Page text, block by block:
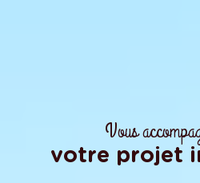
Vous
votre projet